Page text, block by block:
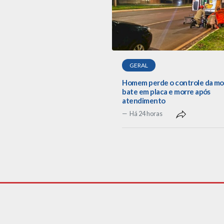
GERAL
Homem perde o controle da
bate em placa e morre após
atendimento
Há 24 horas